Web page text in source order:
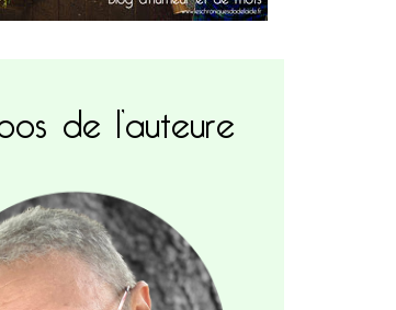
de l’auteure